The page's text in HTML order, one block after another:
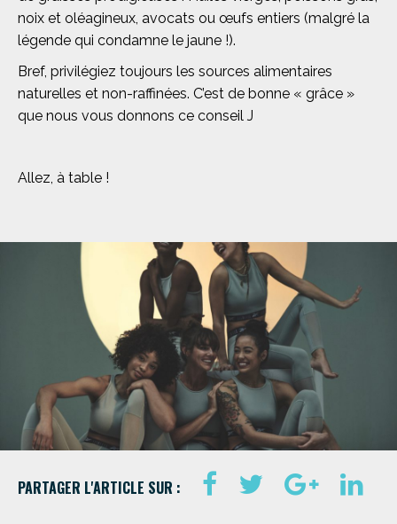
noix et oléagineux, avocats ou œufs entiers (malgré la
légende qui condamne le jaune !).
Bref, privilégiez toujours les sources alimentaires
naturelles et non-raffinées. C’est de bonne « grâce »
que nous vous donnons ce conseil J
Allez, à table !
PARTAGER L'ARTICLE SUR :